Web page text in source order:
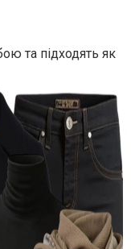
та підходять як